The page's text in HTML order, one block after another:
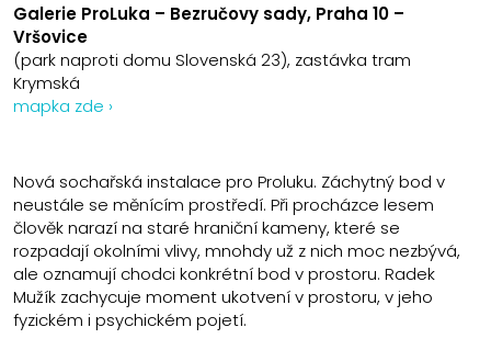
Galerie ProLuka – Bezručovy sady, Praha 10 –
Vršovice
(park naproti domu Slovenská 23), zastávka tram
Krymská
mapka zde ›
Nová sochařská instalace pro Proluku. Záchytný bod v
neustále se měnícím prostředí. Při procházce lesem
člověk narazí na staré hraniční kameny, které se
rozpadají okolními vlivy, mnohdy už z nich moc nezbývá,
ale oznamují chodci konkrétní bod v prostoru. Radek
Mužík zachycuje moment ukotvení v prostoru, v jeho
fyzickém i psychickém pojetí.